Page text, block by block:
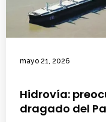
mayo 21, 2026
Hidrovía:
dragado del